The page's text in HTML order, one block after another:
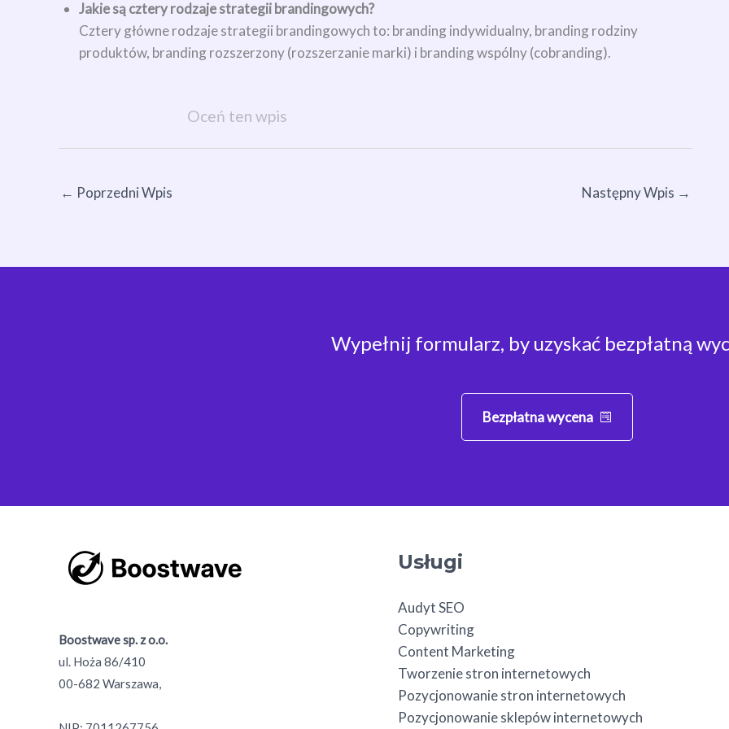
Jakie są cztery rodzaje strategii brandingowych?
Cztery główne rodzaje strategii brandingowych to: branding indywidualny, branding rodziny
produktów, branding rozszerzony (rozszerzanie marki) i branding wspólny (cobranding).
Oceń ten wpis
← Poprzedni Wpis Następny Wpis →
Wypełnij formularz, by uzyskać bezpłatną
Bezpłatna wycena
Boostwave sp. z o.o.
ul. Hoża 86/410
00-682 Warszawa,
Usługi
Audyt SEO
Copywriting
Content Marketing
Tworzenie stron internetowych
Pozycjonowanie stron internetowych
Pozycjonowanie sklepów internetowych